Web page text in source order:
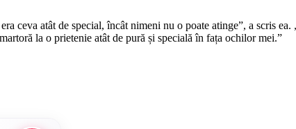
atât de special, încât nimeni nu o poate atinge”, a scris ea.
la o prietenie atât de pură și specială în fața ochilor mei.”